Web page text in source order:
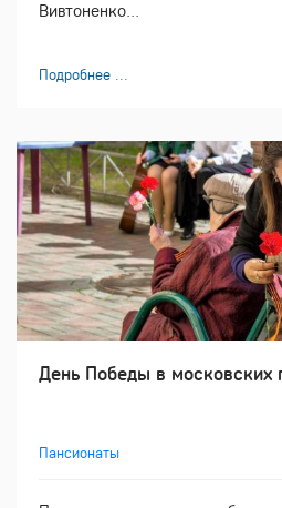
Вивтоненко...
Подробнее ...
День Победы в московских
Пансионаты